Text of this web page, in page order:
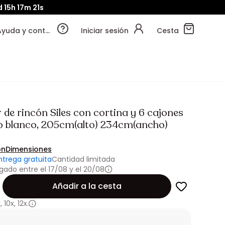
15h 17m 18s
Ayuda y contacto Iniciar sesión Cesta
de rincón Siles con cortina y 6 cajones
blanco, 205cm(alto) 234cm(ancho)
Dimensiones
gratuitaCantidad limitada
entre el 17/08 y el 20/08
Añadir a la cesta
, 10x, 12x.